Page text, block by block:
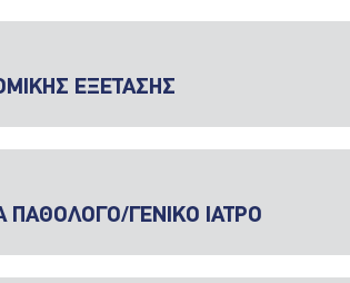
ΕΞΕΤΑΣΗΣ
ΠΑΘΟΛΟΓΟ/ΓΕΝΙΚΟ ΙΑΤΡΟ